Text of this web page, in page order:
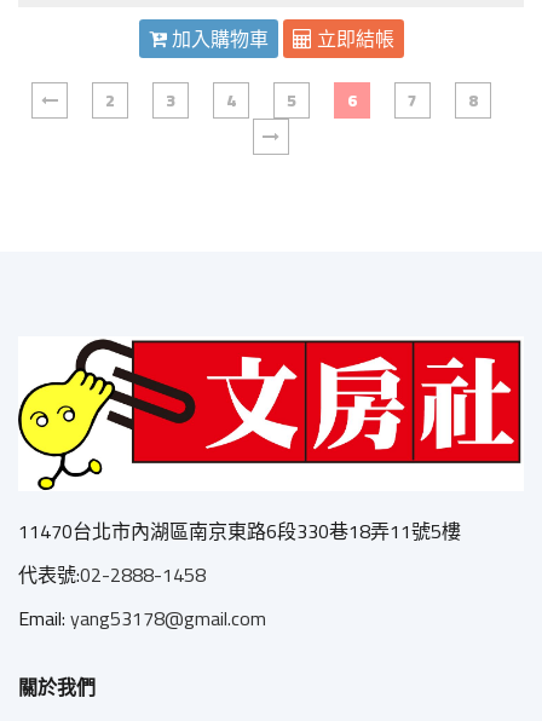
加入購物車
立即結帳
2 3 4 5 6 7 8
11470台北市內湖區南京東路6段330巷18弄11號5樓
代表號:02-2888-1458
Email:yang53178@gmail.com
關於我們